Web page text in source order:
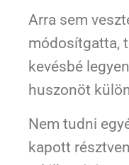
Arra sem
módosítgatta,
kevésbé
huszonöt
Nem tudni
kapott